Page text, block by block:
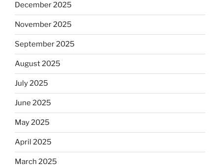
December 2025
November 2025
September 2025
August 2025
July 2025
June 2025
May 2025
April 2025
March 2025